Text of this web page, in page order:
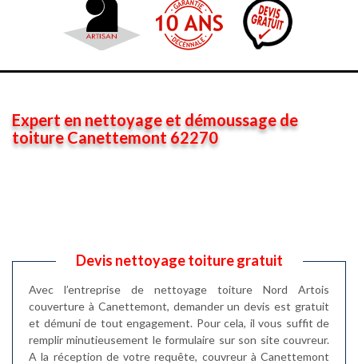
Expert en nettoyage et démoussage de
toiture Canettemont 62270
Devis nettoyage toiture gratuit
Avec l’entreprise de nettoyage toiture Nord Artois
couverture à Canettemont, demander un devis est gratuit
et démuni de tout engagement. Pour cela, il vous suffit de
remplir minutieusement le formulaire sur son site couvreur.
A la réception de votre requête, couvreur à Canettemont